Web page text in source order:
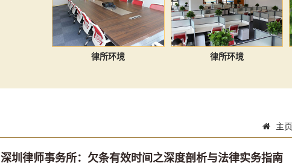
律所环境 律所环境
主页
深圳律师事务所：欠条有效时间之深度剖析与法律实务指南